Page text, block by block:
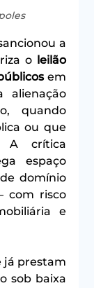
a
o leilão
em
alienação
quando
ou que
A crítica
espaço
domínio
com risco
e
já prestam
sob baixa